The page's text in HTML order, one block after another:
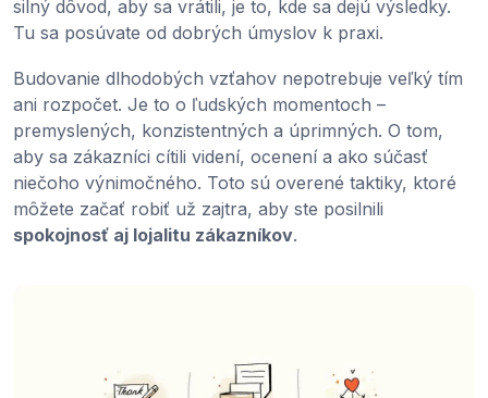
silný dôvod, aby sa vrátili, je to, kde sa dejú výsledky.
Tu sa posúvate od dobrých úmyslov k praxi.
Budovanie dlhodobých vzťahov nepotrebuje veľký tím
ani rozpočet. Je to o ľudských momentoch –
premyslených, konzistentných a úprimných. O tom,
aby sa zákazníci cítili videní, ocenení a ako súčasť
niečoho výnimočného. Toto sú overené taktiky, ktoré
môžete začať robiť už zajtra, aby ste posilnili
spokojnosť aj lojalitu zákazníkov.